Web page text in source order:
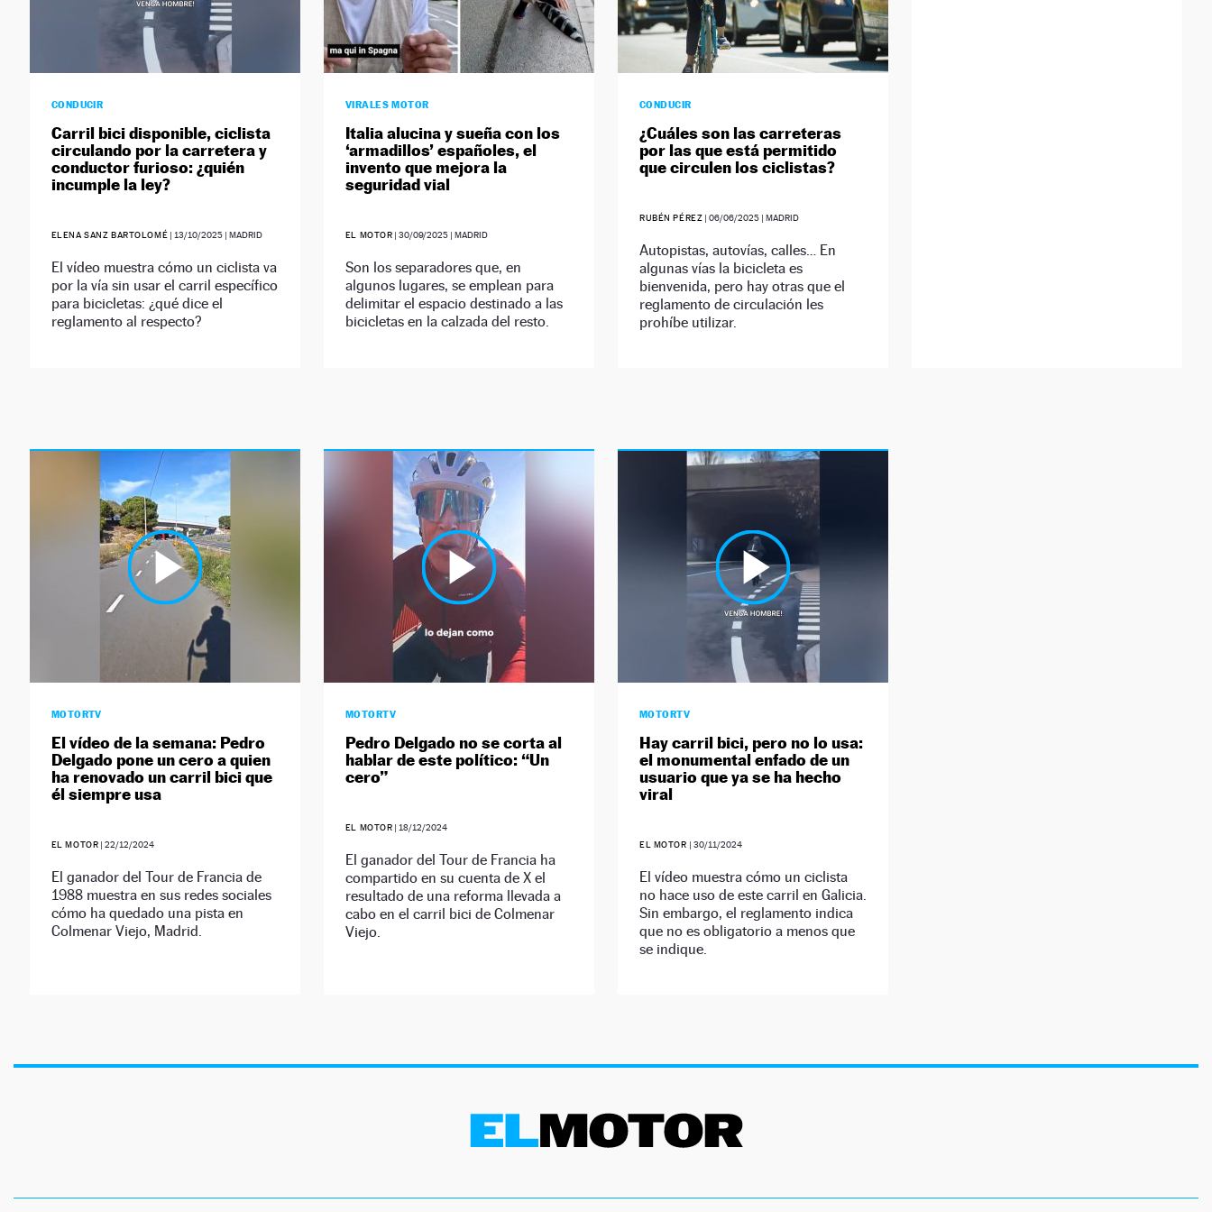
CONDUCIR
Carril bici disponible, ciclista
circulando por la carretera y
conductor furioso: ¿quién
incumple la ley?
ELENA SANZ BARTOLOMÉ | 13/10/2025 | MADRID
El vídeo muestra cómo un ciclista va
por la vía sin usar el carril específico
para bicicletas: ¿qué dice el
reglamento al respecto?
VIRALES MOTOR
Italia alucina y sueña con los
‘armadillos’ españoles, el
invento que mejora la
seguridad vial
EL MOTOR |30/09/2025 | MADRID
Son los separadores que, en
algunos lugares, se emplean para
delimitar el espacio destinado a las
bicicletas en la calzada del resto.
CONDUCIR
¿Cuáles son las carreteras
por las que está permitido
que circulen los ciclistas?
RUBÉN PÉREZ |06/06/2025 | MADRID
Autopistas, autovías, calles… En
algunas vías la bicicleta es
bienvenida, pero hay otras que el
reglamento de circulación les
prohíbe utilizar.
MOTORTV
El vídeo de la semana: Pedro
Delgado pone un cero a quien
ha renovado un carril bici que
él siempre usa
EL MOTOR |22/12/2024
El ganador del Tour de Francia de
1988 muestra en sus redes sociales
cómo ha quedado una pista en
Colmenar Viejo, Madrid.
MOTORTV
Pedro Delgado no se corta al
hablar de este político: “Un
cero”
EL MOTOR | 18/12/2024
El ganador del Tour de Francia ha
compartido en su cuenta de X el
resultado de una reforma llevada a
cabo en el carril bici de Colmenar
Viejo.
MOTORTV
Hay carril bici, pero no lo usa:
el monumental enfado de un
usuario que ya se ha hecho
viral
EL MOTOR | 30/11/2024
El vídeo muestra cómo un ciclista
no hace uso de este carril en Galicia.
Sin embargo, el reglamento indica
que no es obligatorio a menos que
se indique.